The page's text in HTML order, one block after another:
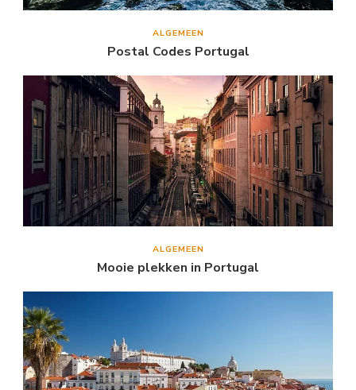
ALGEMEEN
Postal Codes Portugal
ALGEMEEN
Mooie plekken in Portugal